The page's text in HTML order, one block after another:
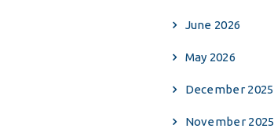
June 2026
May 2026
December 2025
November 2025